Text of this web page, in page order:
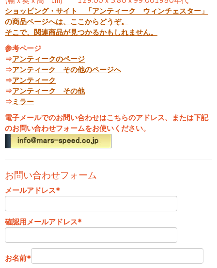
ショッピング・サイト 「アンティーク ウィンチェスター」
の商品ページへは、ここからどうぞ。
そこで、関連商品が見つかるかもしれません。
参考ページ
⇒アンティークのページ
⇒アンティーク その他のページへ
⇒アンティーク
⇒アンティーク その他
⇒ミラー
電子メールでのお問い合わせはこちらのアドレス、または下記
のお問い合わせフォームをお使いください。
お問い合わせフォーム
メールアドレス*
確認用メールアドレス*
お名前*